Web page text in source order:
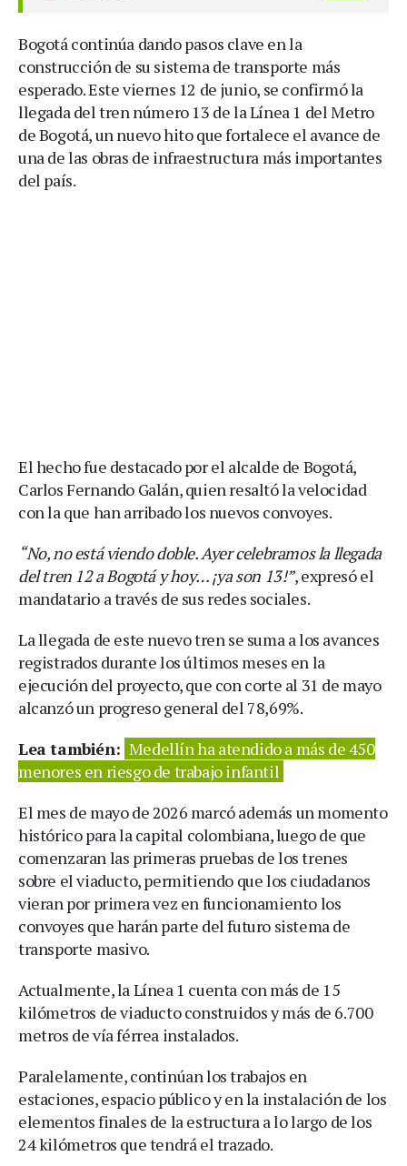
Bogotá continúa dando pasos clave en la
construcción de su sistema de transporte más
esperado. Este viernes 12 de junio, se confirmó la
llegada del tren número 13 de la Línea 1 del Metro
de Bogotá, un nuevo hito que fortalece el avance de
una de las obras de infraestructura más importantes
del país.
El hecho fue destacado por el alcalde de Bogotá,
Carlos Fernando Galán, quien resaltó la velocidad
con la que han arribado los nuevos convoyes.
“No, no está viendo doble. Ayer celebramos la llegada
del tren 12 a Bogotá y hoy… ¡ya son 13!”, expresó el
mandatario a través de sus redes sociales.
La llegada de este nuevo tren se suma a los avances
registrados durante los últimos meses en la
ejecución del proyecto, que con corte al 31 de mayo
alcanzó un progreso general del 78,69%.
Lea también: Medellín ha atendido a más de 450
menores en riesgo de trabajo infantil
El mes de mayo de 2026 marcó además un momento
histórico para la capital colombiana, luego de que
comenzaran las primeras pruebas de los trenes
sobre el viaducto, permitiendo que los ciudadanos
vieran por primera vez en funcionamiento los
convoyes que harán parte del futuro sistema de
transporte masivo.
Actualmente, la Línea 1 cuenta con más de 15
kilómetros de viaducto construidos y más de 6.700
metros de vía férrea instalados.
Paralelamente, continúan los trabajos en
estaciones, espacio público y en la instalación de los
elementos finales de la estructura a lo largo de los
24 kilómetros que tendrá el trazado.